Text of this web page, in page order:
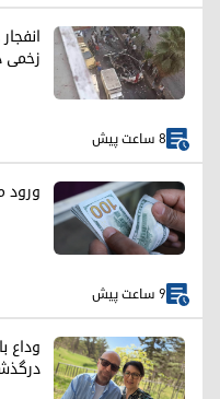
زخمی
8 ساعت پیش
ورود محموله‌ی
9 ساعت پیش
وداع